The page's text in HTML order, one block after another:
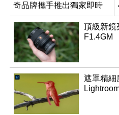
奇品牌攜手推出獨家即時
成像相機
頂級新鏡
F1.4GM
遮罩精細